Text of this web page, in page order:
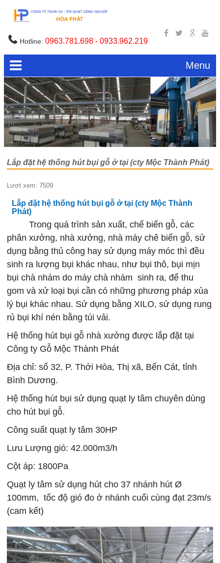
Hotline:0963.781.698 - 0933.962.219
Menu
Lắp đặt hệ thống hút bụi gỗ ở tại (cty Mộc Thành Phát)
Lượt xem: 7509
Lắp đặt hệ thống hút bụi gỗ ở tại (cty Mộc Thành
Phát)
Trong quá trình sản xuất, chế biến gỗ, các
phân xưởng, nhà xưởng, nhà máy chê biến gỗ, sử
dụng bằng thủ công hay sử dụng máy móc thì đều
sinh ra lượng bụi khác nhau, như bụi thô, bụi mịn
bụi chà nhám do máy chà nhám sinh ra, để thu
gom và xử loại bụi cần có những phương pháp xủa
lý bụi khác nhau. Sử dụng bằng XILO, sử dụng rung
rủ bụi khí nén bằng túi vải.
Hệ thống hút bụi gỗ nhà xưởng được lắp đặt tại
Công ty Gỗ Mộc Thành Phát
Địa chỉ: số 32, P. Thới Hòa, Thị xã, Bến Cát, tỉnh
Bình Dương.
Hệ thống hút bụi sử dụng quạt ly tâm chuyên dùng
cho hút bụi gỗ.
Công suất quạt ly tâm 30HP
Lưu Lượng gió: 42.000m3/h
Cột áp: 1800Pa
Quạt ly tâm sử dụng hút cho 37 nhánh hút Ø
100mm, tốc độ gió đo ở nhánh cuối cùng đạt 23m/s
(cam kết)